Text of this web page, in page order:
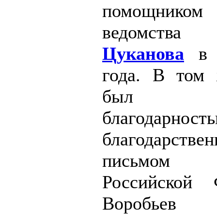
Цуканова в
года. В том
был
письмом
Российской
Воробьев